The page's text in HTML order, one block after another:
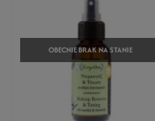
OBECNIE BRAK NA STANIE